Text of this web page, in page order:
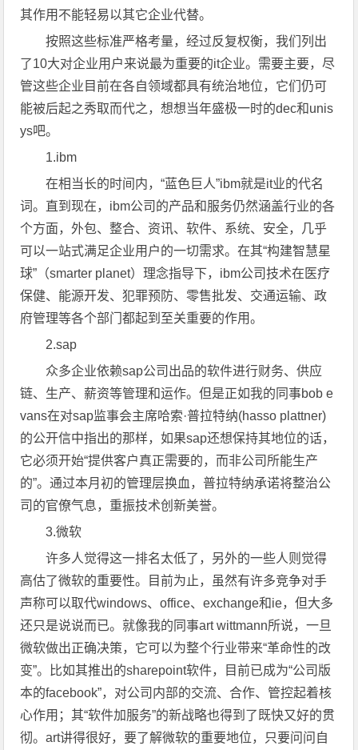
其作用不能轻易以其它企业代替。
按照这些标准严格考量，经过反复权衡，我们列出
了10大对企业用户来说最为重要的it企业。需要主要，尽
管这些企业目前在各自领域都具有统治地位，它们仍可
能被后起之秀取而代之，想想当年盛极一时的dec和unis
ys吧。
1.ibm
在相当长的时间内，“蓝色巨人”ibm就是it业的代名
词。直到现在，ibm公司的产品和服务仍然涵盖行业的各
个方面，外包、整合、资讯、软件、系统、安全，几乎
可以一站式满足企业用户的一切需求。在其“构建智慧星
球”（smarter planet）理念指导下，ibm公司技术在医疗
保健、能源开发、犯罪预防、零售批发、交通运输、政
府管理等各个部门都起到至关重要的作用。
2.sap
众多企业依赖sap公司出品的软件进行财务、供应
链、生产、薪资等管理和运作。但是正如我的同事bob e
vans在对sap监事会主席哈索·普拉特纳(hasso plattner)
的公开信中指出的那样，如果sap还想保持其地位的话，
它必须开始“提供客户真正需要的，而非公司所能生产
的”。通过本月初的管理层换血，普拉特纳承诺将整治公
司的官僚气息，重振技术创新美誉。
3.微软
许多人觉得这一排名太低了，另外的一些人则觉得
高估了微软的重要性。目前为止，虽然有许多竞争对手
声称可以取代windows、office、exchange和ie，但大多
还只是说说而已。就像我的同事art wittmann所说，一旦
微软做出正确决策，它可以为整个行业带来“革命性的改
变”。比如其推出的sharepoint软件，目前已成为“公司版
本的facebook”，对公司内部的交流、合作、管控起着核
心作用；其“软件加服务”的新战略也得到了既快又好的贯
彻。art讲得很好，要了解微软的重要地位，只要问问自